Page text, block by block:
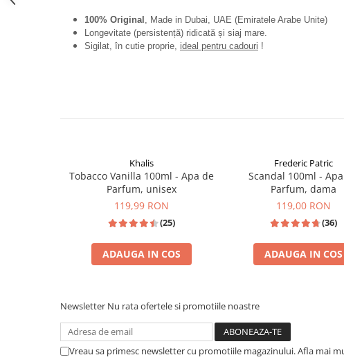
Mai Multe >>
Parfumuri Clona Originale
Parfumuri clona / Dupes
100% Original , Made in Dubai, UAE (Emiratele Arabe Unite)
Longevitate (persistență) ridicată și siaj mare.
Sigilat, în cutie proprie, ideal pentru cadouri !
Khalis
Tobacco Vanilla 100ml - Apa de
Parfum, unisex
119,99 RON
(25)
ADAUGA IN COS
Frederic Patric
Scandal 100ml -
Parfum, dama
119,00 RON
(36)
ADAUGA IN COS
Newsletter Nu rata ofertele si promotiile noastre
Vreau sa primesc newsletter cu promotiile magazinului. Afla mai